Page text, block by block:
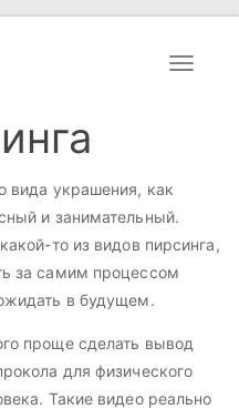
Toggle
вида украшения, как
и занимательный.
то из видов пирсинга,
за самим процессом
в будущем.
проще сделать вывод
для физического
Такие видео реально